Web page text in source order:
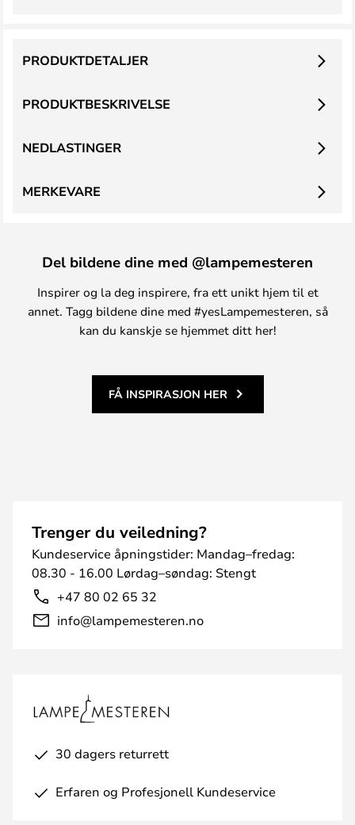
PRODUKTBESKRIVELSE
PRODUKTDETALJER
NEDLASTINGER
MERKEVARE
Del bildene dine med @lampemesteren
Inspirer og la deg inspirere, fra ett unikt hjem til et
annet. Tagg bildene dine med #yesLampemesteren, så
kan du kanskje se hjemmet ditt her!
FÅ INSPIRASJON HER
Trenger du veiledning?
Kundeservice åpningstider: Mandag–fredag:
08.30 - 16.00 Lørdag–søndag: Stengt
+47 80 02 65 32
info@lampemesteren.no
30 dagers returrett
Erfaren og Profesjonell Kundeservice